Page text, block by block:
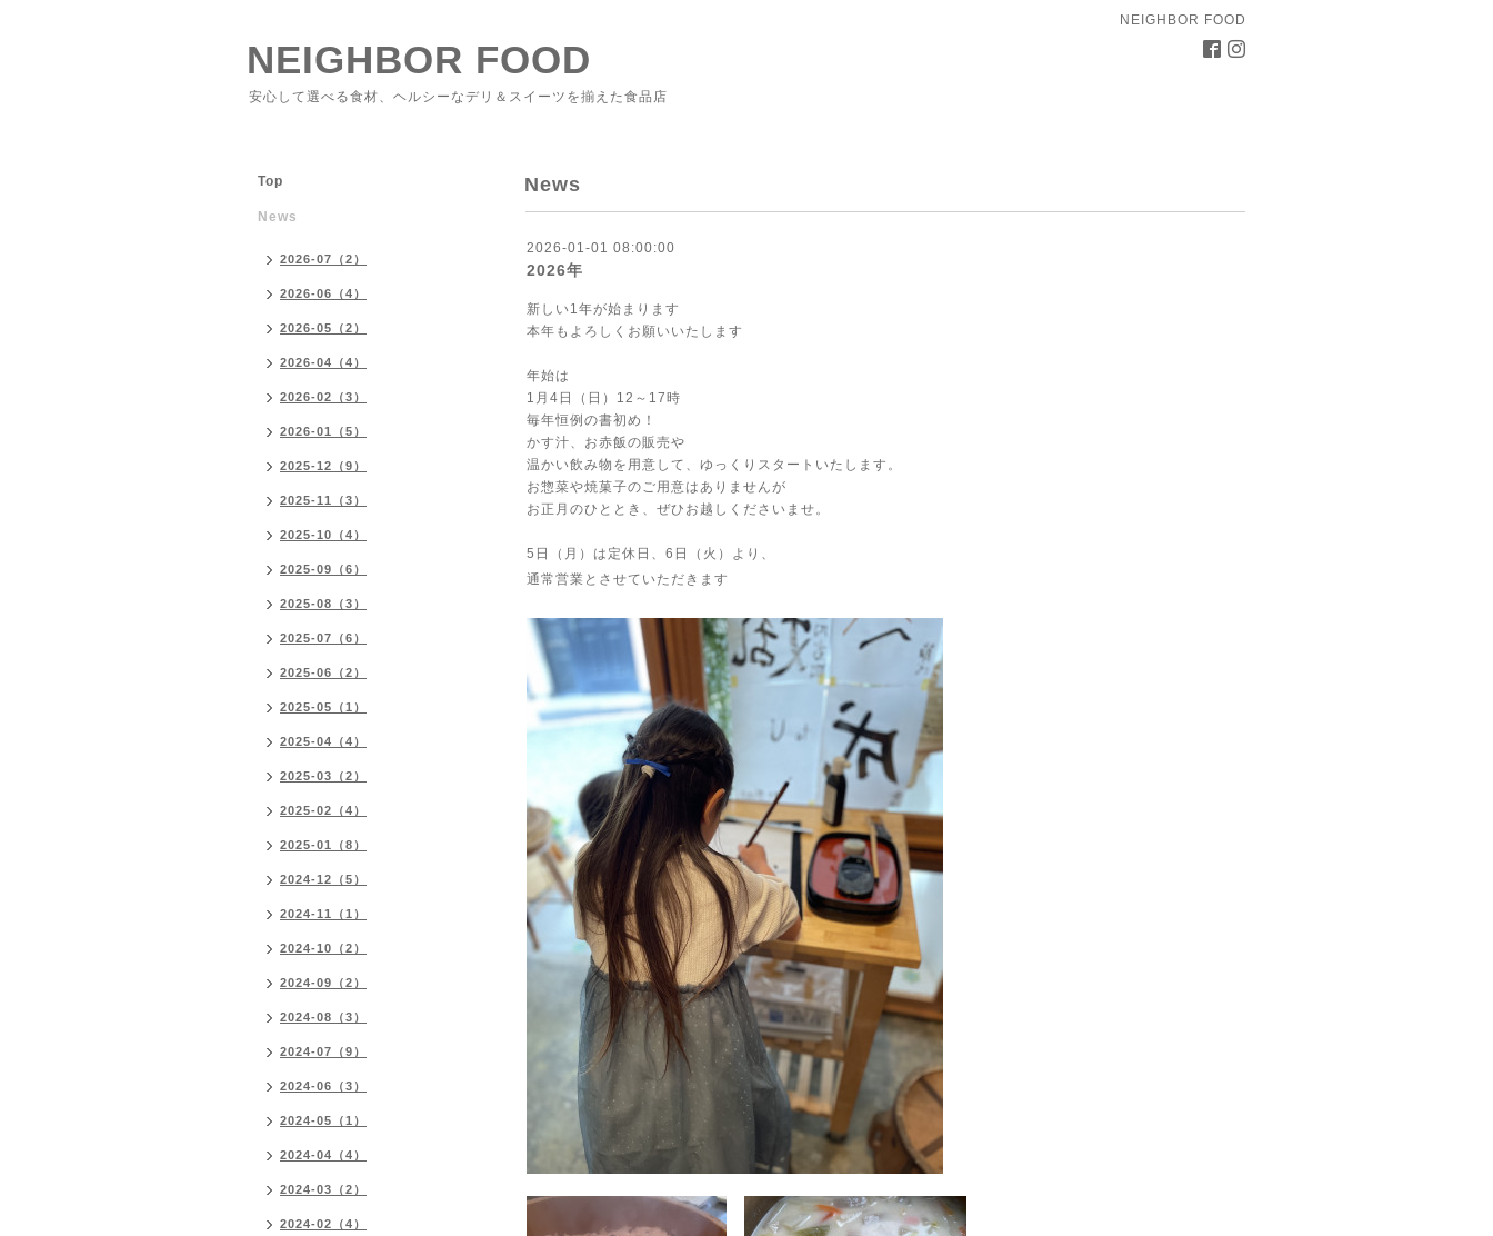
NEIGHBOR FOOD
NEIGHBOR FOOD
安心して選べる食材、ヘルシーなデリ＆スイーツを揃えた食品店
News
2026-01-01 08:00:00
2026年
新しい1年が始まります
本年もよろしくお願いいたします
年始は
1月4日（日）12～17時
毎年恒例の書初め！
かす汁、お赤飯の販売や
温かい飲み物を用意して、ゆっくりスタートいたします。
お惣菜や焼菓子のご用意はありませんが
お正月のひととき、ぜひお越しくださいませ。
5日（月）は定休日、6日（火）より、
通常営業とさせていただきます
Top
News
2026-07（2）
2026-06（4）
2026-05（2）
2026-04（4）
2026-02（3）
2026-01（5）
2025-12（9）
2025-11（3）
2025-10（4）
2025-09（6）
2025-08（3）
2025-07（6）
2025-06（2）
2025-05（1）
2025-04（4）
2025-03（2）
2025-02（4）
2025-01（8）
2024-12（5）
2024-11（1）
2024-10（2）
2024-09（2）
2024-08（3）
2024-07（9）
2024-06（3）
2024-05（1）
2024-04（4）
2024-03（2）
2024-02（4）